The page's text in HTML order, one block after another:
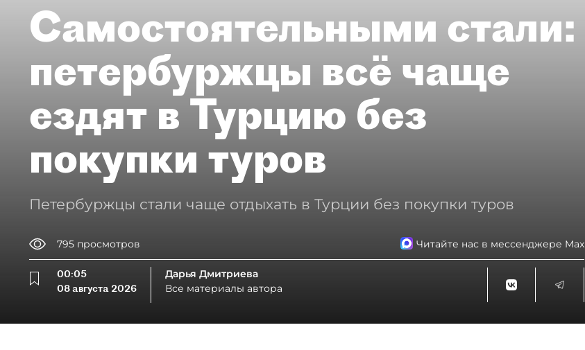
Самостоятельными стали:
петербуржцы всё чаще
ездят в Турцию без
покупки туров
Петербуржцы стали чаще отдыхать в Турции без покупки туров
795 просмотров Читайте нас в мессенджере Max
00:05
08 августа 2026
Дарья Дмитриева
Все материалы автора